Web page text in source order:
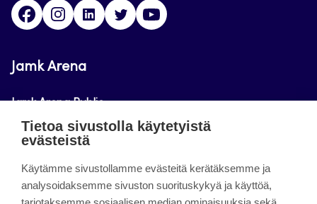
FacebookInstagramLinkedinTwitter
Jamk Arena
Jamk Arena Public
Jamk Arena Pro
Tietoa sivustolla käytetyistä
evästeistä
Käytämme sivustollamme evästeitä kerätäksemme ja
analysoidaksemme sivuston suorituskykyä ja käyttöä,